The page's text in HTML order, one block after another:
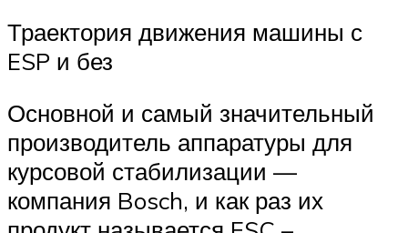
Траектория движения машины с
ESP и без
Основной и самый значительный
производитель аппаратуры для
курсовой стабилизации —
компания Bosch, и как раз их